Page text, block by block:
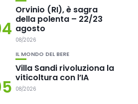
Orvinio (RI), è sagra
della polenta – 22/23
agosto
08/2026
IL MONDO DEL BERE
Villa Sandi rivoluziona la
viticoltura con l’IA
08/2026